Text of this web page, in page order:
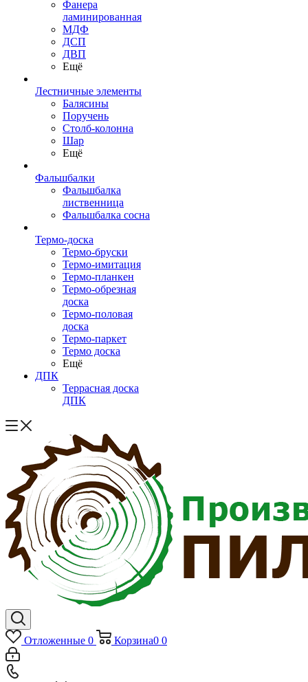
Фанера
ламинированная
МДФ
ДСП
ДВП
Ещё
Лестничные элементы
Балясины
Поручень
Столб-колонна
Шар
Ещё
Фальшбалки
Фальшбалка
лиственница
Фальшбалка сосна
Термо-доска
Термо-бруски
Термо-имитация
Термо-планкен
Термо-обрезная
доска
Термо-половая
доска
Термо-паркет
Термо доска
Ещё
ДПК
Террасная доска
ДПК
Отложенные 0 Корзина0 0